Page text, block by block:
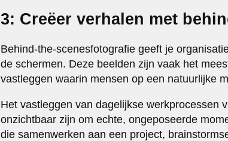
3: Creëer verhalen met
Behind-the-scenesfotografie geeft je
de schermen. Deze beelden zijn vaak het
vastleggen waarin mensen op een natuurlijke
Het vastleggen van dagelijkse werkprocessen
onzichtbaar zijn om echte, ongeposeerde
die samenwerken aan een project,